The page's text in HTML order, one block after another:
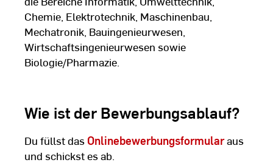
Chemie, Elektrotechnik, Maschinenbau,
Mechatronik, Bauingenieurwesen,
Wirtschaftsingenieurwesen sowie
Biologie/Pharmazie.
Wie ist der Bewerbungsablauf?
Du füllst das Onlinebewerbungsformularaus
und schickst es ab.